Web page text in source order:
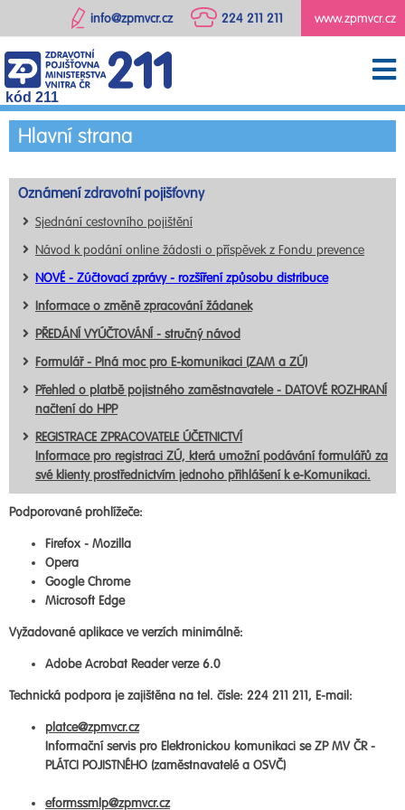
www.zpmvcr.cz
224 211 211
info@zpmvcr.cz
kód 211
Hlavní strana
Oznámení zdravotní pojišťovny
Sjednání cestovního pojištění
Návod k podání online žádosti o příspěvek z Fondu prevence
NOVÉ - Zúčtovací zprávy - rozšíření způsobu distribuce
Informace o změně zpracování žádanek
PŘEDÁNÍ VYÚČTOVÁNÍ - stručný návod
Formulář - Plná moc pro E-komunikaci (ZAM a ZÚ)
Přehled o platbě pojistného zaměstnavatele - DATOVÉ ROZHRANÍ
načtení do HPP
REGISTRACE ZPRACOVATELE ÚČETNICTVÍ
Informace pro registraci ZÚ, která umožní podávání formulářů za
své klienty prostřednictvím jednoho přihlášení k e-Komunikaci.
Podporované prohlížeče:
Firefox - Mozilla
Opera
Google Chrome
Microsoft Edge
Vyžadované aplikace ve verzích minimálně:
Adobe Acrobat Reader verze 6.0
Technická podpora je zajištěna na tel. čísle: 224 211 211, E-mail:
platce@zpmvcr.cz
Informační servis pro Elektronickou komunikaci se ZP MV ČR -
PLÁTCI POJISTNÉHO (zaměstnavatelé a OSVČ)
eformssmlp@zpmvcr.cz